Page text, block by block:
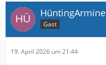
HüntingArmine
Gast
19. April 2026 um 21:44